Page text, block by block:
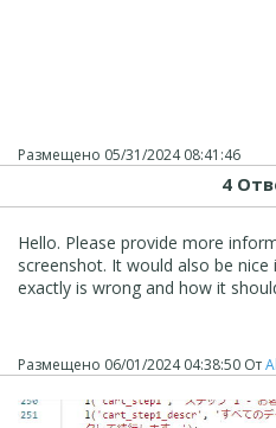
Размещено 05/31/2024 08:41:46
4
Hello. Please provide more
screenshot. It would also be
exactly is wrong and how it
Размещено 06/01/2024 04:38:50 От